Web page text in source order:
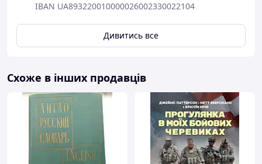
IBAN UA893220010000026002330022104
Дивитись все
Схоже в інших продавців